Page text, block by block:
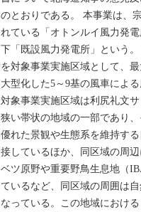
のとおりである。 本事業は、
れている「オトンルイ風力発
下「既設風力発電所」という
を対象事業実施区域として、
大型化した5～9基の風車によ
対象事業実施区域は利尻礼文
狭い帯状の地域の一部であり
優れた景観や生態系を維持す
接しているほか、同区域の周
ベツ原野や重要野鳥生息地（
ているなど、同区域の周囲は
なっている。この地域におけ